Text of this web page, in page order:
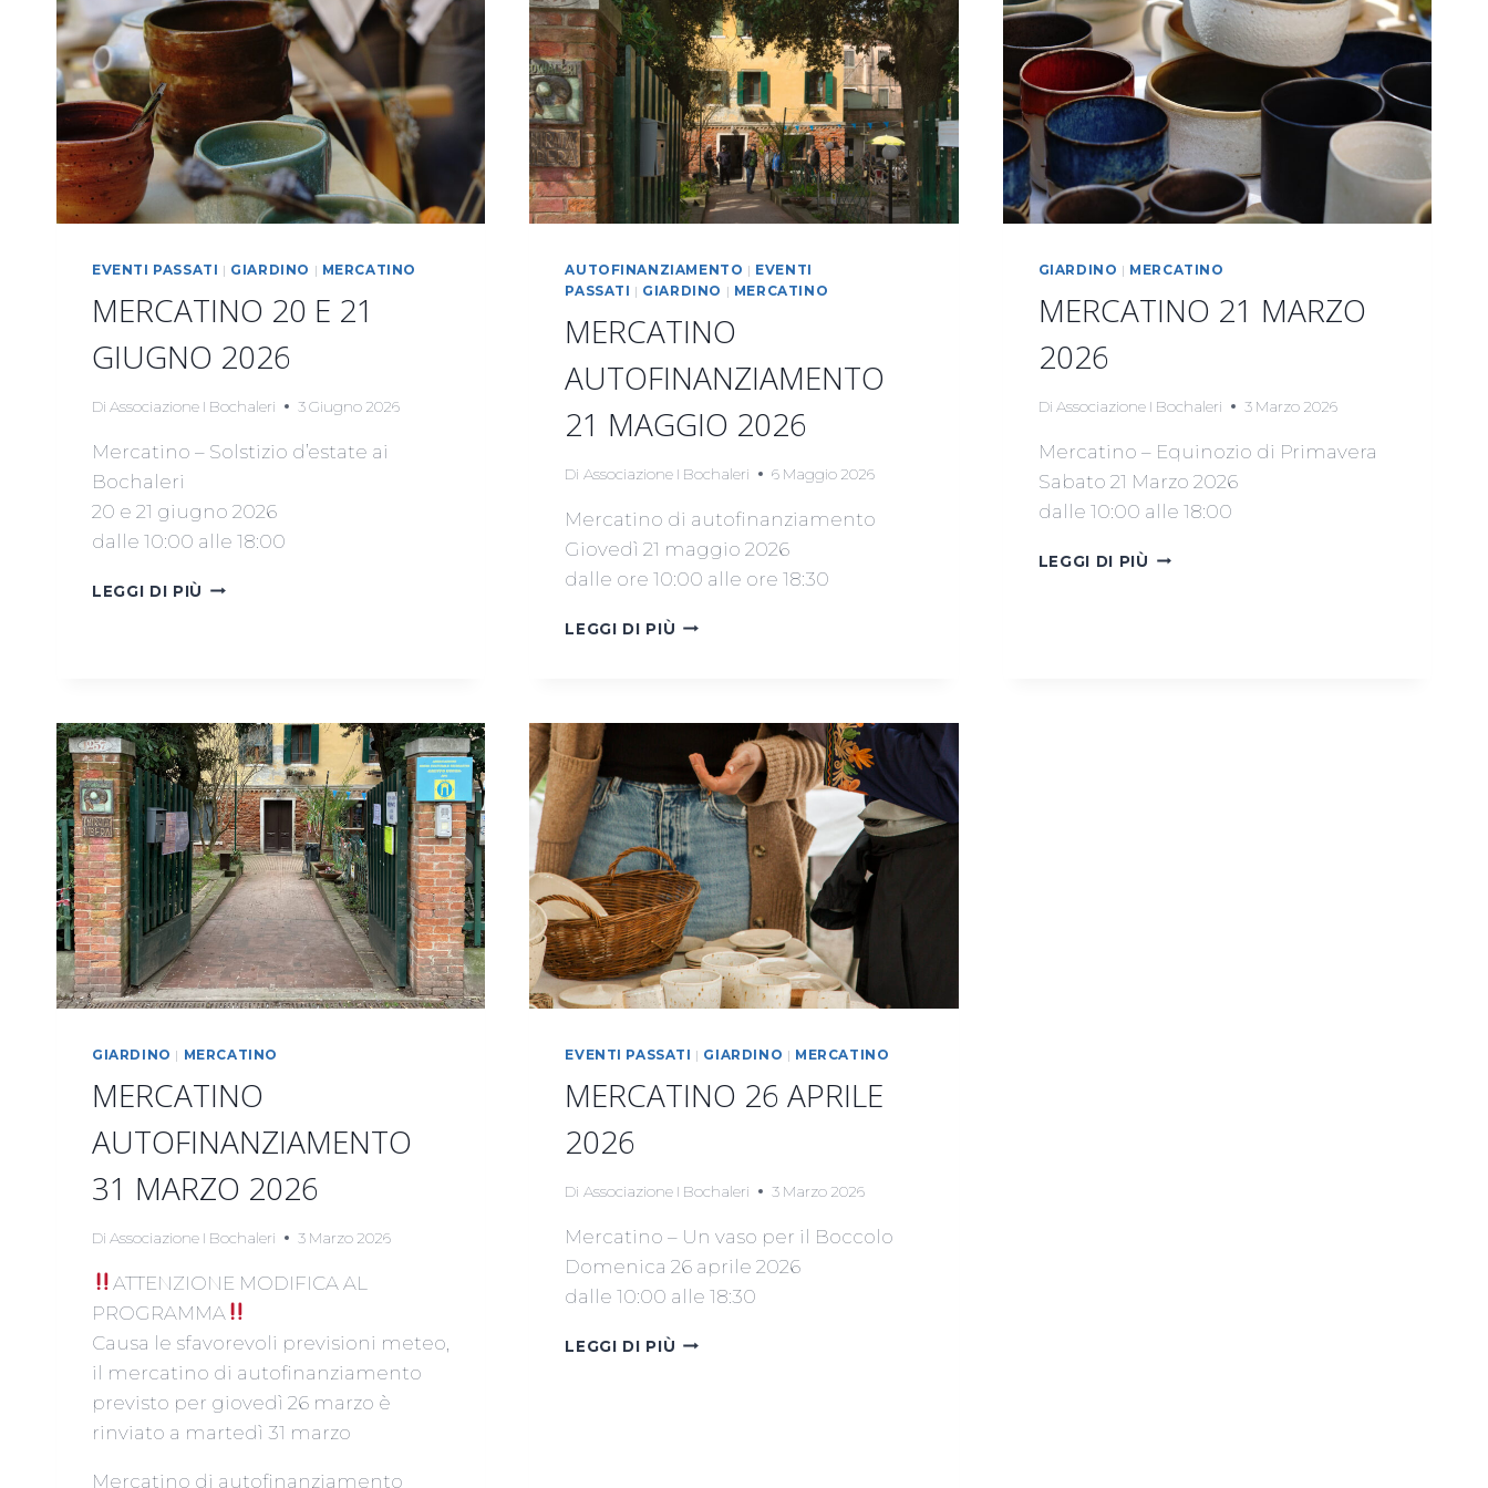
EVENTI PASSATI | GIARDINO | MERCATINO
MERCATINO 20 E 21
GIUGNO 2026
Di Associazione I Bochaleri 3 Giugno 2026
Mercatino – Solstizio d’estate ai
Bochaleri
20 e 21 giugno 2026
dalle 10:00 alle 18:00
LEGGI DI PIÙ MERCATINO
AUTOFINANZIAMENTO | EVENTI
PASSATI | GIARDINO | MERCATINO
MERCATINO
AUTOFINANZIAMENTO
21 MAGGIO 2026
Di Associazione I Bochaleri 6 Maggio 2026
Mercatino di autofinanziamento
Giovedì 21 maggio 2026
dalle ore 10:00 alle ore 18:30
LEGGI DI PIÙ MERCATINO
GIARDINO | MERCATINO
MERCATINO 21 MARZO
2026
Di Associazione I Bochaleri 3 Marzo 2026
Mercatino – Equinozio di Primavera
Sabato 21 Marzo 2026
dalle 10:00 alle 18:00
LEGGI DI PIÙ MERCATINO
GIARDINO | MERCATINO
MERCATINO
AUTOFINANZIAMENTO
31 MARZO 2026
Di Associazione I Bochaleri 3 Marzo 2026
ATTENZIONE MODIFICA AL
PROGRAMMA
Causa le sfavorevoli previsioni meteo,
il mercatino di autofinanziamento
previsto per giovedì 26 marzo è
rinviato a martedì 31 marzo
Mercatino di autofinanziamento
EVENTI PASSATI | GIARDINO | MERCATINO
MERCATINO 26 APRILE
2026
Di Associazione I Bochaleri 3 Marzo 2026
Mercatino – Un vaso per il Boccolo
Domenica 26 aprile 2026
dalle 10:00 alle 18:30
LEGGI DI PIÙ MERCATINO